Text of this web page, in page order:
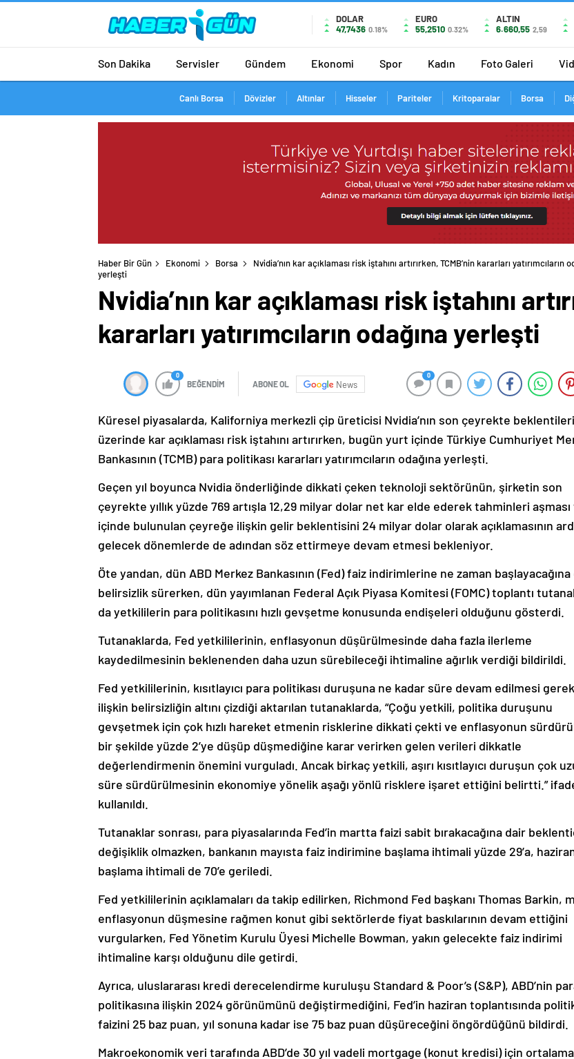
DOLAR
47,7436 0.18%
EURO
55,2510 0.32%
ALTIN
6.660,55 2,59
Son Dakika Servisler Gündem Ekonomi Spor Kadın Foto Galeri
Canlı Borsa Dövizler Altınlar Hisseler Pariteler Kritoparalar Borsa
Haber Bir Gün Ekonomi Borsa
Nvidia’nın kar açıklaması risk iştahını artırırken, TCMB’nin kararları yatırımcıların
yerleşti
Nvidia’nın kar açıklaması risk iştahını
kararları yatırımcıların odağına yerleşti
0
BEĞENDİM ABONE OL News
0
Küresel piyasalarda, Kaliforniya merkezli çip üreticisi Nvidia’nın son çeyrekte
üzerinde kar açıklaması risk iştahını artırırken, bugün yurt içinde Türkiye Cumhuriyet
Bankasının (TCMB) para politikası kararları yatırımcıların odağına yerleşti.
Geçen yıl boyunca Nvidia önderliğinde dikkati çeken teknoloji sektörünün, şirketin son
çeyrekte yıllık yüzde 769 artışla 12,29 milyar dolar net kar elde ederek tahminleri aşması
içinde bulunulan çeyreğe ilişkin gelir beklentisini 24 milyar dolar olarak açıklamasının
gelecek dönemlerde de adından söz ettirmeye devam etmesi bekleniyor.
Öte yandan, dün ABD Merkez Bankasının (Fed) faiz indirimlerine ne zaman
belirsizlik sürerken, dün yayımlanan Federal Açık Piyasa Komitesi (FOMC) toplantı
da yetkililerin para politikasını hızlı gevşetme konusunda endişeleri olduğunu gösterdi.
Tutanaklarda, Fed yetkililerinin, enflasyonun düşürülmesinde daha fazla ilerleme
kaydedilmesinin beklenenden daha uzun sürebileceği ihtimaline ağırlık verdiği bildirildi.
Fed yetkililerinin, kısıtlayıcı para politikası duruşuna ne kadar süre devam edilmesi
ilişkin belirsizliğin altını çizdiği aktarılan tutanaklarda, “Çoğu yetkili, politika duruşunu
gevşetmek için çok hızlı hareket etmenin risklerine dikkati çekti ve enflasyonun
bir şekilde yüzde 2’ye düşüp düşmediğine karar verirken gelen verileri dikkatle
değerlendirmenin önemini vurguladı. Ancak birkaç yetkili, aşırı kısıtlayıcı duruşun çok
süre sürdürülmesinin ekonomiye yönelik aşağı yönlü risklere işaret ettiğini belirtti.”
kullanıldı.
Tutanaklar sonrası, para piyasalarında Fed’in martta faizi sabit bırakacağına dair
değişiklik olmazken, bankanın mayısta faiz indirimine başlama ihtimali yüzde 29’a,
başlama ihtimali de 70’e geriledi.
Fed yetkililerinin açıklamaları da takip edilirken, Richmond Fed başkanı Thomas Barkin,
enflasyonun düşmesine rağmen konut gibi sektörlerde fiyat baskılarının devam ettiğini
vurgularken, Fed Yönetim Kurulu Üyesi Michelle Bowman, yakın gelecekte faiz indirimi
ihtimaline karşı olduğunu dile getirdi.
Ayrıca, uluslararası kredi derecelendirme kuruluşu Standard & Poor’s (S&P), ABD’nin
politikasına ilişkin 2024 görünümünü değiştirmediğini, Fed’in haziran toplantısında
faizini 25 baz puan, yıl sonuna kadar ise 75 baz puan düşüreceğini öngördüğünü bildirdi.
Makroekonomik veri tarafında ABD’de 30 yıl vadeli mortgage (konut kredisi) için